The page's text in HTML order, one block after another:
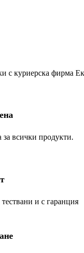
с куриерска фирма
всички продукти.
и с гаранция